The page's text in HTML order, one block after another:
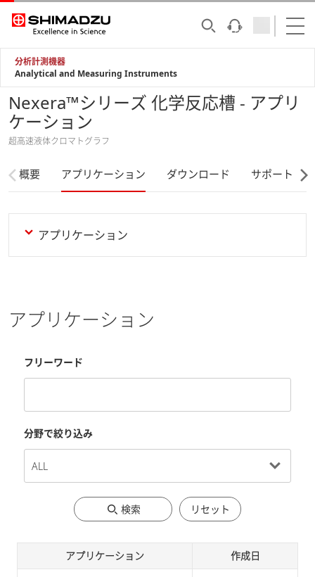
分析計測機器
Analytical and Measuring Instruments
Nexera™シリーズ 化学反応槽 - アプリ
ケーション
超高速液体クロマトグラフ
概要 アプリケーション ダウンロード サポート
アプリケーション
アプリケーション
フリーワード
分野で絞り込み
検索 リセット
アプリケーション 作成日